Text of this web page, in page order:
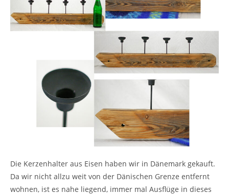
Die Kerzenhalter aus Eisen haben wir in Dänemark gekauft.
Da wir nicht allzu weit von der Dänischen Grenze entfernt
wohnen, ist es nahe liegend, immer mal Ausflüge in dieses